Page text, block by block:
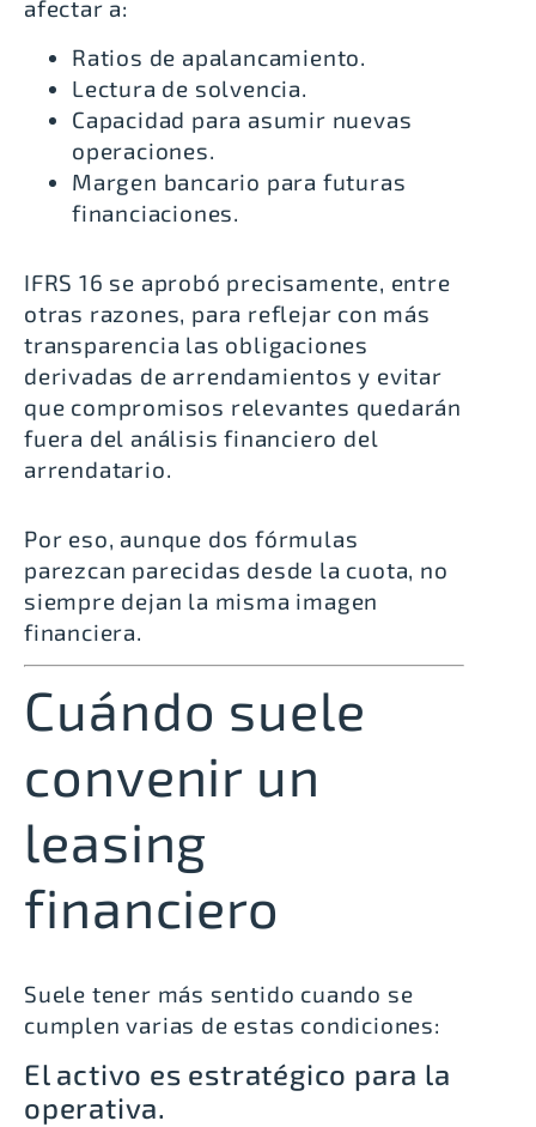
afectar a:
Ratios de apalancamiento.
Lectura de solvencia.
Capacidad para asumir nuevas
operaciones.
Margen bancario para futuras
financiaciones.
IFRS 16 se aprobó precisamente, entre
otras razones, para reflejar con más
transparencia las obligaciones
derivadas de arrendamientos y evitar
que compromisos relevantes quedarán
fuera del análisis financiero del
arrendatario.
Por eso, aunque dos fórmulas
parezcan parecidas desde la cuota, no
siempre dejan la misma imagen
financiera.
Cuándo suele
convenir un
leasing
financiero
Suele tener más sentido cuando se
cumplen varias de estas condiciones:
El activo es estratégico para la
operativa.